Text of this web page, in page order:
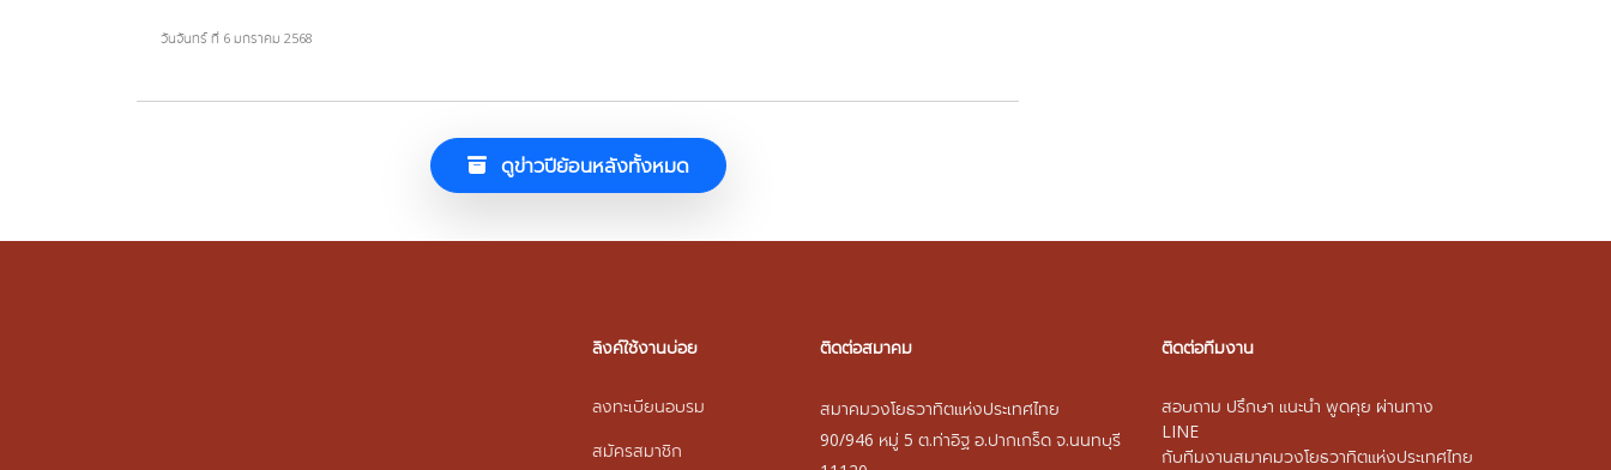
วันจันทร์ ที่ 6 มกราคม 2568
ดูข่าวปีย้อนหลังทั้งหมด
ลิงค์ใช้งานบ่อย
ลงทะเบียนอบรม
สมัครสมาชิก
ติดต่อสมาคม
สมาคมวงโยธวาทิตแห่งประเทศไทย
90/946 หมู่ 5 ต.ท่าอิฐ อ.ปากเกร็ด จ.นนทบุรี
ติดต่อทีมงาน
สอบถาม ปรึกษา แนะนำ พูดคุย ผ่านทาง
LINE
กับทีมงานสมาคมวงโยธวาทิตแห่งประเทศไทย